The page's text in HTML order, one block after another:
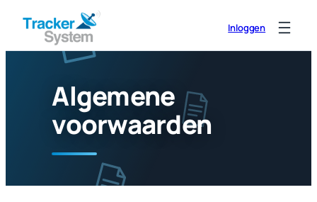
naar
de
Inloggen
Algemene
voorwaarden